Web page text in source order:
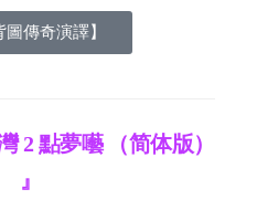
圖傳奇演譯】
2 點夢囈 （简体版）
』